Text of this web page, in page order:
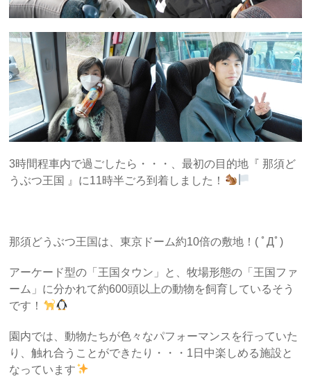
3時間程車内で過ごしたら・・・、最初の目的地『 那須ど
うぶつ王国 』に11時半ごろ到着しました！
那須どうぶつ王国は、東京ドーム約10倍の敷地！( ﾟДﾟ)
アーケード型の「王国タウン」と、牧場形態の「王国ファ
ーム」に分かれて約600頭以上の動物を飼育しているそう
です！
園内では、動物たちが色々なパフォーマンスを行っていた
り、触れ合うことができたり・・・1日中楽しめる施設と
なっています